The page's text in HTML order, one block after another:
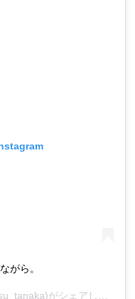
がら。
がシェアした投稿 –